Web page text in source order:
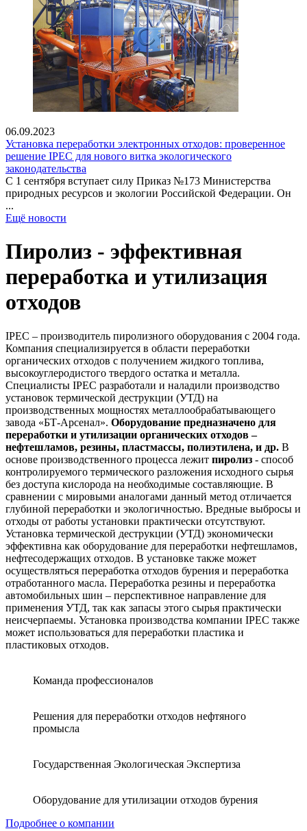
06.09.2023
Установка переработки электронных отходов: проверенное
решение IPEC для нового витка экологического
законодательства
С 1 сентября вступает силу Приказ №173 Министерства
природных ресурсов и экологии Российской Федерации. Он
...
Ещё новости
Пиролиз - эффективная
переработка и утилизация
отходов
IPEC – производитель пиролизного оборудования с 2004 года.
Компания специализируется в области переработки
органических отходов с получением жидкого топлива,
высокоуглеродистого твердого остатка и металла.
Специалисты IPEC разработали и наладили производство
установок термической деструкции (УТД) на
производственных мощностях металлообрабатывающего
завода «БТ-Арсенал». Оборудование предназначено для
переработки и утилизации органических отходов –
нефтешламов, резины, пластмассы, полиэтилена, и др. В
основе производственного процесса лежит пиролиз - способ
контролируемого термического разложения исходного сырья
без доступа кислорода на необходимые составляющие. В
сравнении с мировыми аналогами данный метод отличается
глубиной переработки и экологичностью. Вредные выбросы и
отходы от работы установки практически отсутствуют.
Установка термической деструкции (УТД) экономически
эффективна как оборудование для переработки нефтешламов,
нефтесодержащих отходов. В установке также может
осуществляться переработка отходов бурения и переработка
отработанного масла. Переработка резины и переработка
автомобильных шин – перспективное направление для
применения УТД, так как запасы этого сырья практически
неисчерпаемы. Установка производства компании IPEC также
может использоваться для переработки пластика и
пластиковых отходов.
Команда профессионалов
Решения для переработки отходов нефтяного
промысла
Государственная Экологическая Экспертиза
Оборудование для утилизации отходов бурения
Подробнее о компании